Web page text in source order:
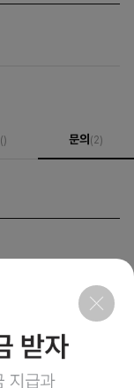
() 문의(2)